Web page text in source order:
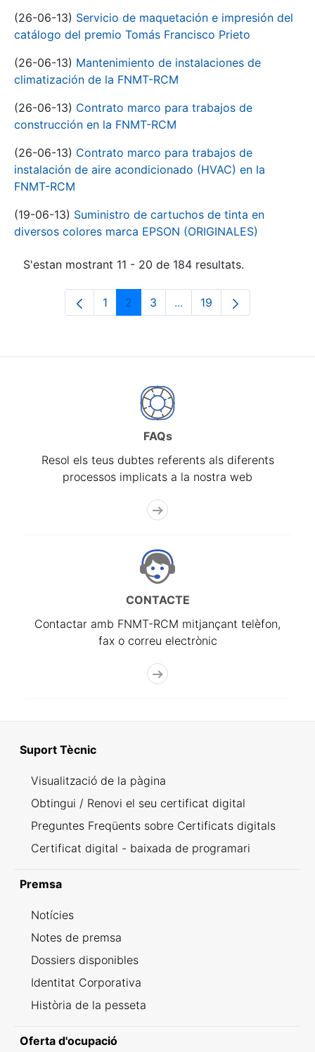
(26-06-13) Servicio de maquetación e impresión del
catálogo del premio Tomás Francisco Prieto
(26-06-13) Mantenimiento de instalaciones de
climatización de la FNMT-RCM
(26-06-13) Contrato marco para trabajos de
construcción en la FNMT-RCM
(26-06-13) Contrato marco para trabajos de
instalación de aire acondicionado (HVAC) en la
FNMT-RCM
(19-06-13) Suministro de cartuchos de tinta en
diversos colores marca EPSON (ORIGINALES)
S'estan mostrant 11 - 20 de 184 resultats.
Pàgina
1 Pàgina
2 Pàgina
3 ...Pàgines intermèdies
Pàgina
19
FAQs
Resol els teus dubtes referents als diferents
processos implicats a la nostra web
CONTACTE
Contactar amb FNMT-RCM mitjançant telèfon,
fax o correu electrònic
Suport Tècnic
Visualització de la pàgina
Obtingui / Renovi el seu certificat digital
Preguntes Freqüents sobre Certificats digitals
Certificat digital - baixada de programari
Premsa
Notícies
Notes de premsa
Dossiers disponibles
Identitat Corporativa
Història de la pesseta
Oferta d'ocupació